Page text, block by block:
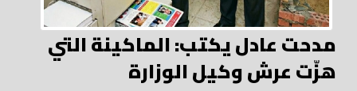
مدحت عادل يكتب: الماكينة التي
هزّت عرش وكيل الوزارة